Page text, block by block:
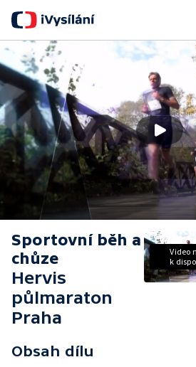
Sportovní běh a
chůze
Hervis
půlmaraton
Praha
Obsah dílu
Video
k